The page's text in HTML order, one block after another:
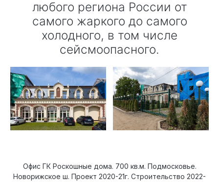
любого региона России от
самого жаркого до самого
холодного, в том числе
сейсмоопасного.
Офис ГК Роскошные дома. 700 кв.м. Подмосковье.
Новорижское ш. Проект 2020-21г. Строительство 2022-